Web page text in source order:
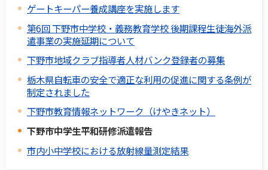
ゲートキーパー養成講座を実施します
第6回 下野市中学校・義務教育学校 後期課程生徒海外派
遣事業の実施延期について
下野市地域クラブ指導者人材バンク登録者の募集
栃木県自転車の安全で適正な利用の促進に関する条例が
制定されました
下野市教育情報ネットワーク（けやきネット）
下野市中学生平和研修派遣報告
市内小中学校における放射線量測定結果